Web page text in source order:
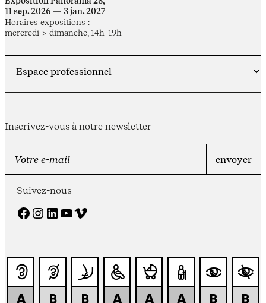
11 sep. 2026 — 3 jan. 2027
Horaires expositions :
mercredi > dimanche, 14h-19h
Inscrivez-vous à notre newsletter
Suivez-nous
Facebook Instagram LinkedIn YouTube Vimeo